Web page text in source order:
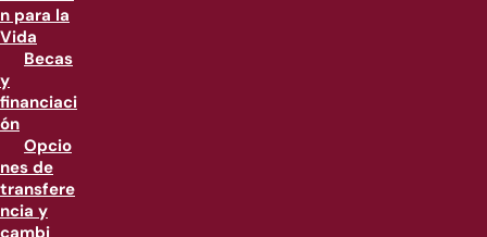
n para la
Vida
Becas
y
financiaci
ón
Opcio
nes de
transfere
ncia y
cambi